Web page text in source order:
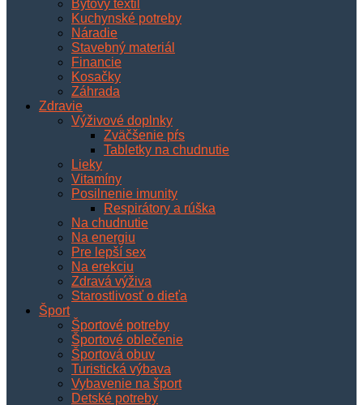
Bytový textil
Kuchynské potreby
Náradie
Stavebný materiál
Financie
Kosačky
Záhrada
Zdravie
Výživové doplnky
Zväčšenie pŕs
Tabletky na chudnutie
Lieky
Vitamíny
Posilnenie imunity
Respirátory a rúška
Na chudnutie
Na energiu
Pre lepší sex
Na erekciu
Zdravá výživa
Starostlivosť o dieťa
Šport
Športové potreby
Športové oblečenie
Športová obuv
Turistická výbava
Vybavenie na šport
Detské potreby